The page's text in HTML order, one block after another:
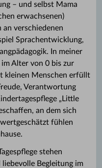
– und selbst Mama
erwachsenen)
an verschiedenen
Sprachentwicklung,
In meiner
Alter von 0 bis zur
kleinen Menschen erfüllt
Verantwortung
„Little
an dem sich
fühlen
stehen
Begleitung im